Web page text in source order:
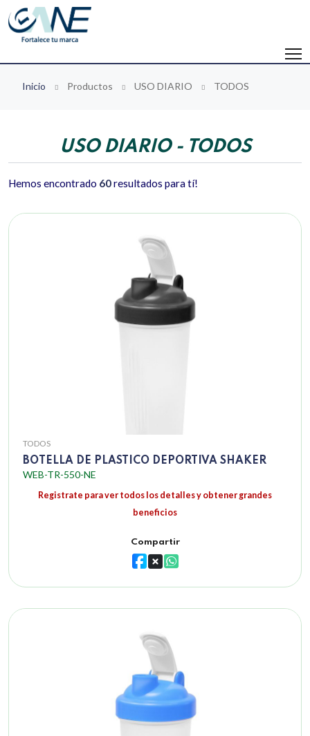
Inicio Productos USO DIARIO TODOS
USO DIARIO - TODOS
Hemos encontrado 60resultados para tí!
TODOS
BOTELLA DE PLASTICO DEPORTIVA SHAKER
WEB-TR-550-NE
Registrate para ver todos los detalles y obtener grandes
beneficios
Compartir